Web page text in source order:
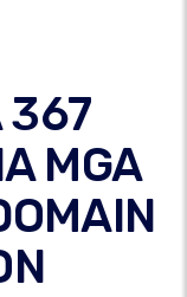
367
MGA